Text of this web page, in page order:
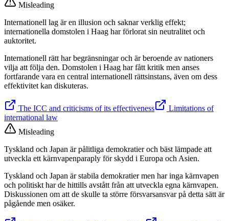
Misleading
Internationell lag är en illusion och saknar verklig effekt;
internationella domstolen i Haag har förlorat sin neutralitet och
auktoritet.
Internationell rätt har begränsningar och är beroende av nationers
vilja att följa den. Domstolen i Haag har fått kritik men anses
fortfarande vara en central internationell rättsinstans, även om dess
effektivitet kan diskuteras.
The ICC and criticisms of its effectiveness
Limitations of
international law
Misleading
Tyskland och Japan är pålitliga demokratier och bäst lämpade att
utveckla ett kärnvapenparaply för skydd i Europa och Asien.
Tyskland och Japan är stabila demokratier men har inga kärnvapen
och politiskt har de hittills avstått från att utveckla egna kärnvapen.
Diskussionen om att de skulle ta större försvarsansvar på detta sätt är
pågående men osäker.